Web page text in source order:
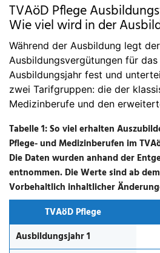
TVAöD Pflege
Wie viel wird in der
Während der Ausbildung legt
Ausbildungsvergütungen für
Ausbildungsjahr fest und
zwei Tarifgruppen: die der
Medizinberufe und den
Tabelle 1: So viel erhalten
Pflege- und Medizinberufen im
Die Daten wurden anhand der
entnommen. Die Werte sind ab
Vorbehaltlich inhaltlicher
TVAöD Pflege
Ausbildungsjahr 1